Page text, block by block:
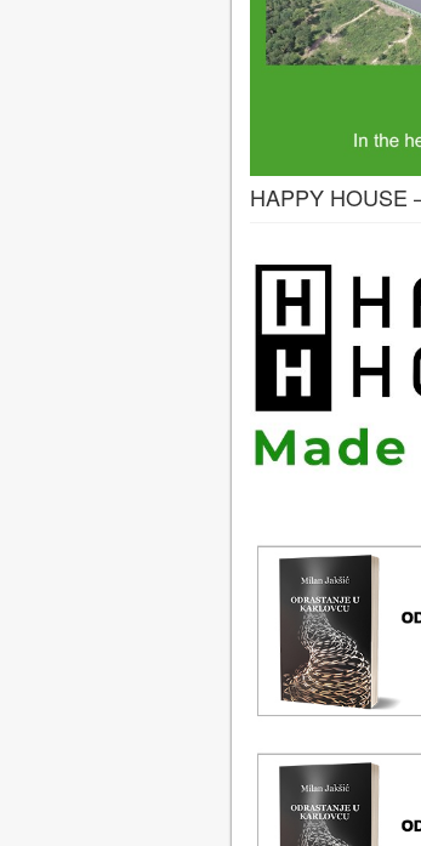
HAPPY HOUSE